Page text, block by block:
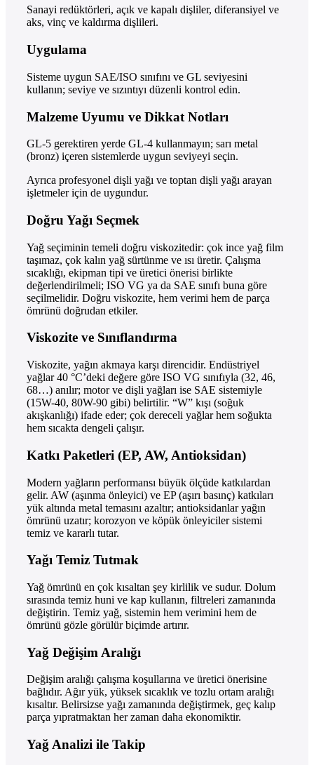
Sanayi redüktörleri, açık ve kapalı dişliler, diferansiyel ve
aks, vinç ve kaldırma dişlileri.
Uygulama
Sisteme uygun SAE/ISO sınıfını ve GL seviyesini
kullanın; seviye ve sızıntıyı düzenli kontrol edin.
Malzeme Uyumu ve Dikkat Notları
GL-5 gerektiren yerde GL-4 kullanmayın; sarı metal
(bronz) içeren sistemlerde uygun seviyeyi seçin.
Ayrıca profesyonel dişli yağı ve toptan dişli yağı arayan
işletmeler için de uygundur.
Doğru Yağı Seçmek
Yağ seçiminin temeli doğru viskozitedir: çok ince yağ film
taşımaz, çok kalın yağ sürtünme ve ısı üretir. Çalışma
sıcaklığı, ekipman tipi ve üretici önerisi birlikte
değerlendirilmeli; ISO VG ya da SAE sınıfı buna göre
seçilmelidir. Doğru viskozite, hem verimi hem de parça
ömrünü doğrudan etkiler.
Viskozite ve Sınıflandırma
Viskozite, yağın akmaya karşı direncidir. Endüstriyel
yağlar 40 °C’deki değere göre ISO VG sınıfıyla (32, 46,
68…) anılır; motor ve dişli yağları ise SAE sistemiyle
(15W-40, 80W-90 gibi) belirtilir. “W” kışı (soğuk
akışkanlığı) ifade eder; çok dereceli yağlar hem soğukta
hem sıcakta dengeli çalışır.
Katkı Paketleri (EP, AW, Antioksidan)
Modern yağların performansı büyük ölçüde katkılardan
gelir. AW (aşınma önleyici) ve EP (aşırı basınç) katkıları
yük altında metal temasını azaltır; antioksidanlar yağın
ömrünü uzatır; korozyon ve köpük önleyiciler sistemi
temiz ve kararlı tutar.
Yağı Temiz Tutmak
Yağ ömrünü en çok kısaltan şey kirlilik ve sudur. Dolum
sırasında temiz huni ve kap kullanın, filtreleri zamanında
değiştirin. Temiz yağ, sistemin hem verimini hem de
ömrünü gözle görülür biçimde artırır.
Yağ Değişim Aralığı
Değişim aralığı çalışma koşullarına ve üretici önerisine
bağlıdır. Ağır yük, yüksek sıcaklık ve tozlu ortam aralığı
kısaltır. Belirsizse yağı zamanında değiştirmek, geç kalıp
parça yıpratmaktan her zaman daha ekonomiktir.
Yağ Analizi ile Takip